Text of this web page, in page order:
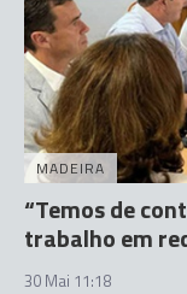
MADEIRA
“Temos de
trabalho em
30 Mai 11:18